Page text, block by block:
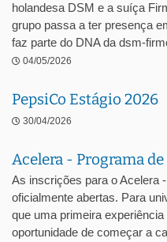
holandesa DSM e a suíça
grupo passa a ter presença
faz parte do DNA da dsm-
04/05/2026
PepsiCo Estágio 2026
30/04/2026
Acelera - Programa
As inscrições para o Acelera
oficialmente abertas. Para
que uma primeira
oportunidade de começar a